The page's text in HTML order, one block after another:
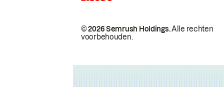
© 2026 Semrush Holdings.Alle rechten
voorbehouden.